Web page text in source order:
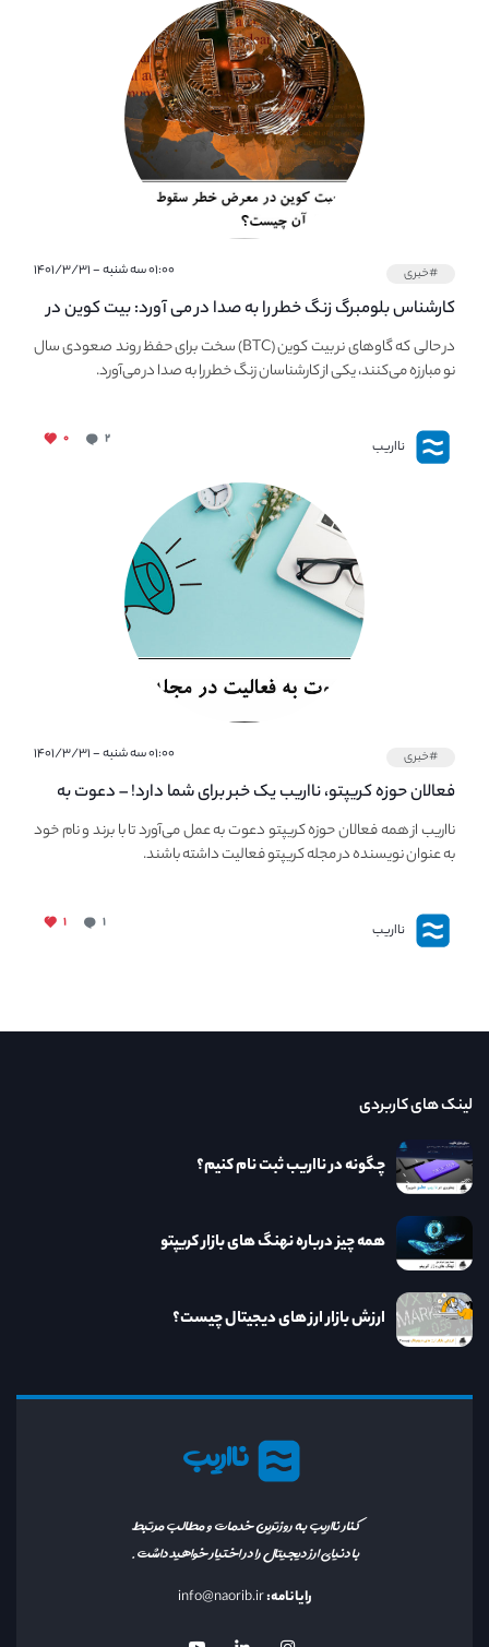
#خبری ۰۱:۰۰ سه شنبه - ۱۴۰۱/۳/۳۱
کارشناس بلومبرگ زنگ خطر را به صدا در می آورد: بیت کوین در
معرض خطر سقوط بزرگ است - دلیل آن چیست؟در حالی که گاوهای نر بیت کوین (BTC) سخت برای حفظ روند صعودی سال
نو مبارزه می‌کنند، یکی از کارشناسان زنگ خطر را به صدا در می‌آورد.
نااریب ۲ ۰
#خبری ۰۱:۰۰ سه شنبه - ۱۴۰۱/۳/۳۱
فعالان حوزه کریپتو، نااریب یک خبر برای شما دارد! – دعوت به
فعالیت در مجله کریپتو
نااریب از همه فعالان حوزه کریپتو دعوت به عمل می‌آورد تا با برند و نام خود
به عنوان نویسنده در مجله کریپتو فعالیت داشته باشند.
نااریب ۱ ۱
نااریب
کنار نااریب به روزترین خدمات و مطالب مرتبط
با دنیای ارز دیجیتال را در اختیار خواهید داشت.
رایانامه:info@naorib.ir
لینک های کاربردی
چگونه در نااریب ثبت نام کنیم؟
همه چیز درباره نهنگ های بازار کریپتو
ارزش بازار ارز های دیجیتال چیست؟